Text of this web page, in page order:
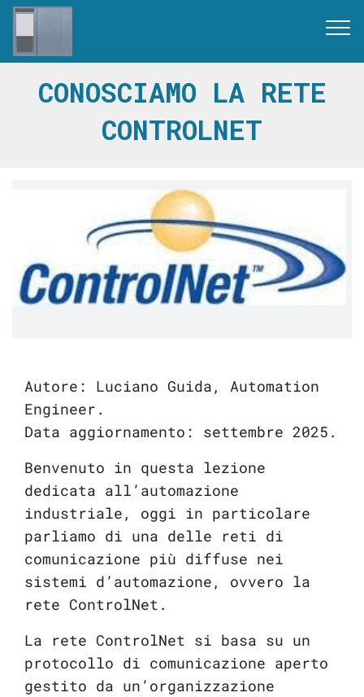
CONOSCIAMO LA RETE
CONTROLNET
Autore: Luciano Guida, Automation
Engineer.
Data aggiornamento: settembre 2025.
Benvenuto in questa lezione
dedicata all’automazione
industriale, oggi in particolare
parliamo di una delle reti di
comunicazione più diffuse nei
sistemi d’automazione, ovvero la
rete ControlNet.
La rete ControlNet si basa su un
protocollo di comunicazione aperto
gestito da un’organizzazione